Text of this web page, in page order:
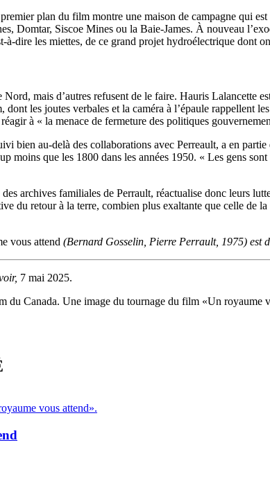
premier plan du film montre une maison de campagne qui
Domtar, Siscoe Mines ou la Baie-James. À nouveau
à-dire les miettes, de ce grand projet hydroélectrique dont
mais d’autres refusent de le faire. Hauris Lalancette
dont les joutes verbales et la caméra à l’épaule rappellent
à « la menace de fermeture des politiques
bien au-delà des collaborations avec Perreault, a en
moins que les 1800 dans les années 1950. « Les gens
archives familiales de Perrault, réactualise donc leurs
du retour à la terre, combien plus exaltante que celle de
vous attend (Bernard Gosselin, Pierre Perrault, 1975) est
7 mai 2025.
du Canada. Une image du tournage du film «Un royaume